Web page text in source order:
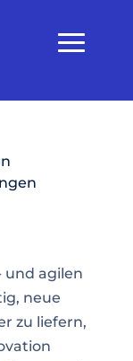
und agilen
neue
zu liefern,